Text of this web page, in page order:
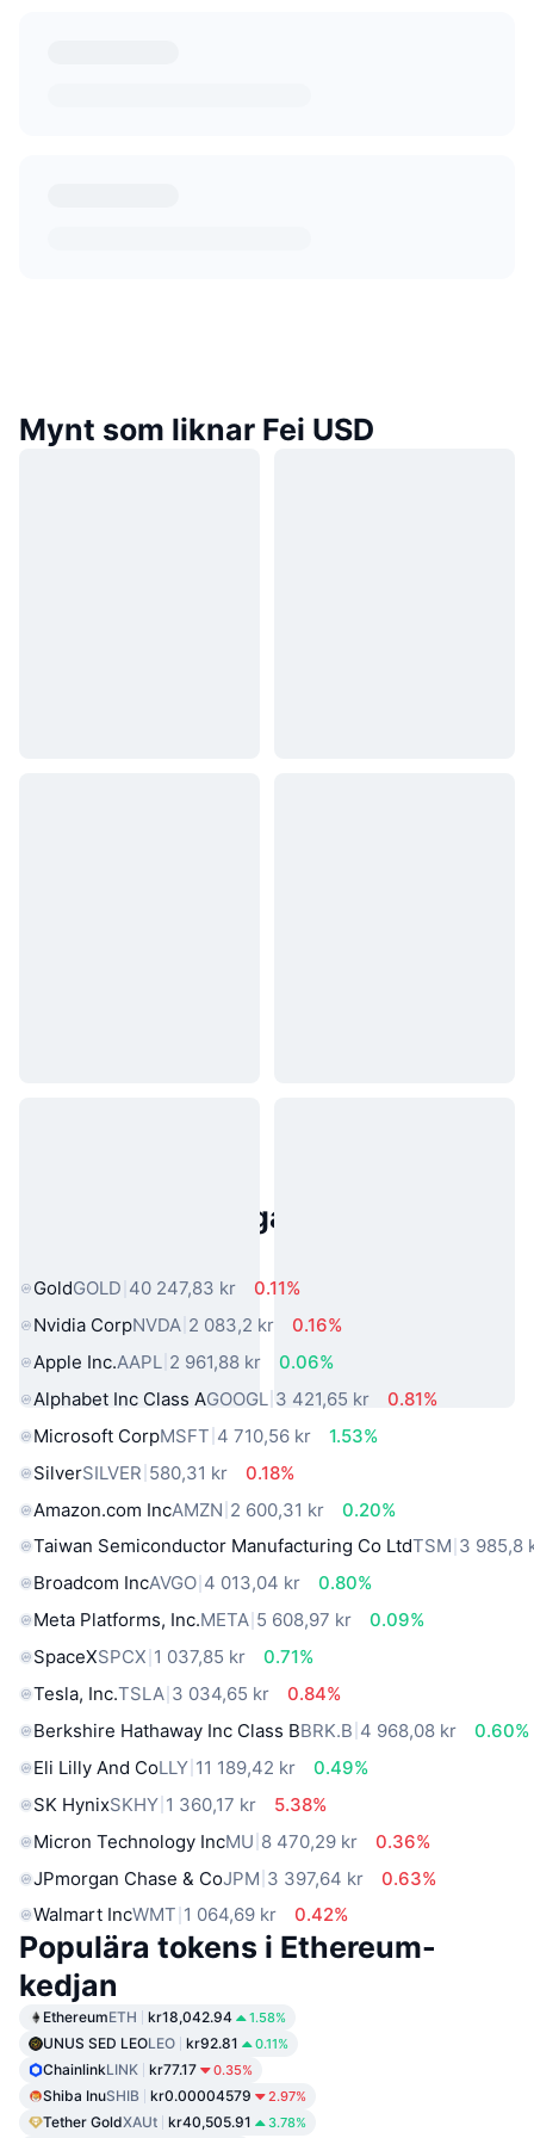
Mynt som liknar Fei USD
Populära tillgångar från den
GoldGOLD 40 247,83 kr
0.11%
Nvidia CorpNVDA 2 083,2 kr
0.16%
Apple Inc.AAPL 2 961,88 kr
0.06%
Alphabet Inc Class AGOOGL 3 421,65 kr
0.81%
Microsoft CorpMSFT 4 710,56 kr
1.53%
SilverSILVER 580,31 kr
0.18%
Amazon.com IncAMZN 2 600,31 kr
0.20%
Taiwan Semiconductor Manufacturing Co LtdTSM 3 985,8
Broadcom IncAVGO 4 013,04 kr
0.80%
Meta Platforms, Inc.META 5 608,97 kr
0.09%
SpaceXSPCX 1 037,85 kr
0.71%
Tesla, Inc.TSLA 3 034,65 kr
0.84%
Berkshire Hathaway Inc Class BBRK.B 4 968,08 kr
0.60%
Eli Lilly And CoLLY 11 189,42 kr
0.49%
SK HynixSKHY 1 360,17 kr
5.38%
Micron Technology IncMU 8 470,29 kr
0.36%
JPmorgan Chase & CoJPM 3 397,64 kr
0.63%
Walmart IncWMT 1 064,69 kr 0.42%
Populära tokens i Ethereum-
kedjan
EthereumETH kr18,042.94 1.58%
UNUS SED LEOLEO kr92.81 0.11%
ChainlinkLINK kr77.17 0.35%
Shiba InuSHIB kr0.00004579 2.97%
Tether GoldXAUt kr40,505.91 3.78%